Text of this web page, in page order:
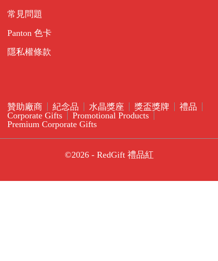
常見問題
Panton 色卡
隱私權條款
贊助廠商 紀念品 水晶獎座 獎盃獎牌
禮品
Corporate Gifts
Promotional Products
Premium Corporate Gifts
©2026 - RedGift 禮品紅